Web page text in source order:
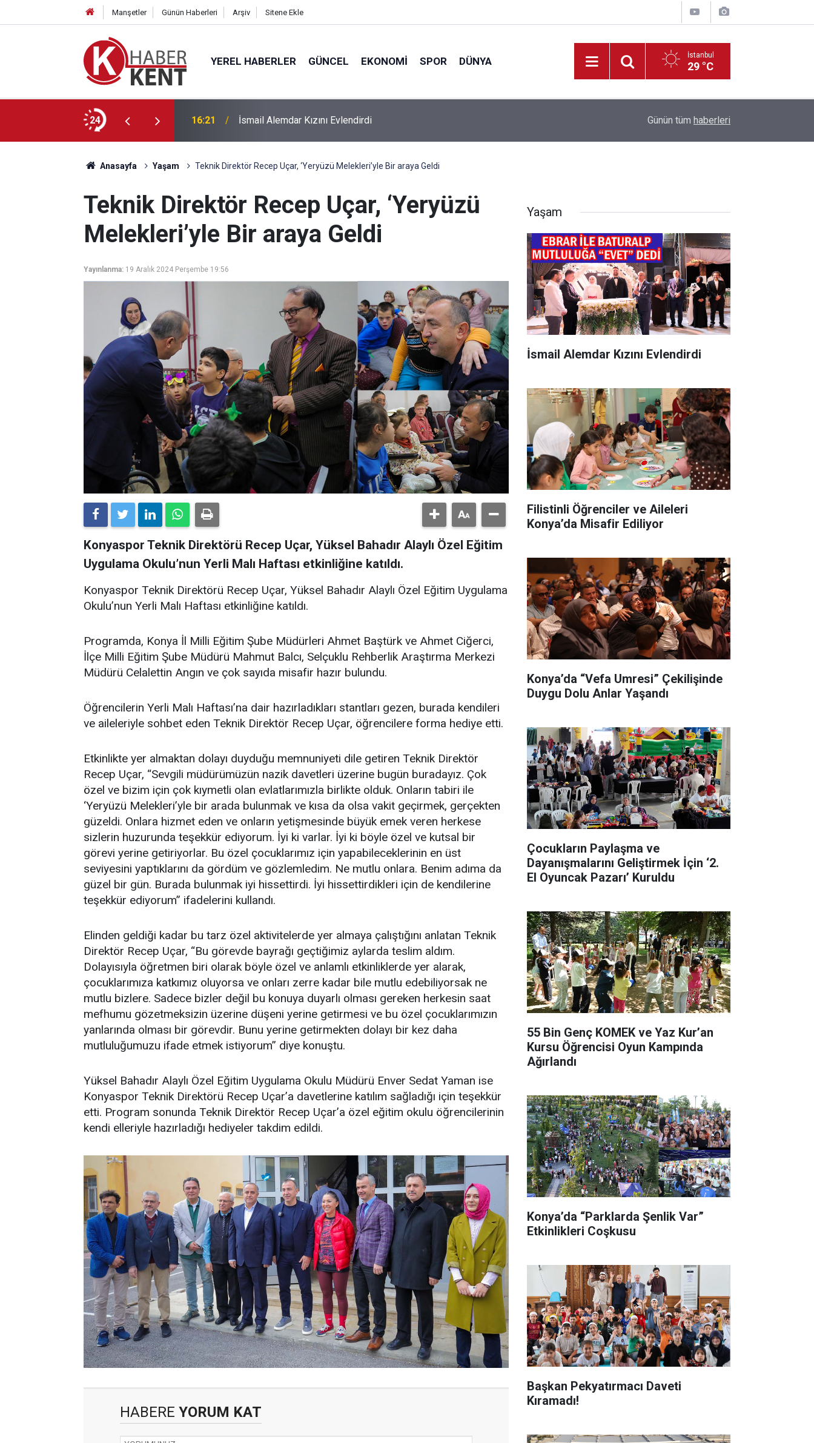
Manşetler Günün Haberleri Arşiv Sitene Ekle
YEREL HABERLER GÜNCEL EKONOMI SPOR DÜNYA İstanbul
29 °C
24
Eğitim Kampüsü Görenleri Büyülüyor 16:21 İsmail Alemdar Kızını Evlendirdi "Mavi Atlas’tan Bereketli Bozkır’a” KTO
Günün tüm haberleri
Anasayfa Yaşam Teknik Direktör Recep Uçar, ‘Yeryüzü Melekleri’yle Bir araya Geldi
Teknik Direktör Recep Uçar, ‘Yeryüzü
Melekleri’yle Bir araya Geldi
Yayınlanma: 19 Aralık 2024 Perşembe 19:56
Konyaspor Teknik Direktörü Recep Uçar, Yüksel Bahadır Alaylı Özel Eğitim
Uygulama Okulu’nun Yerli Malı Haftası etkinliğine katıldı.
Konyaspor Teknik Direktörü Recep Uçar, Yüksel Bahadır Alaylı Özel Eğitim Uygulama
Okulu’nun Yerli Malı Haftası etkinliğine katıldı.
Programda, Konya İl Milli Eğitim Şube Müdürleri Ahmet Baştürk ve Ahmet Ciğerci,
İlçe Milli Eğitim Şube Müdürü Mahmut Balcı, Selçuklu Rehberlik Araştırma Merkezi
Müdürü Celalettin Angın ve çok sayıda misafir hazır bulundu.
Öğrencilerin Yerli Malı Haftası’na dair hazırladıkları stantları gezen, burada kendileri
ve aileleriyle sohbet eden Teknik Direktör Recep Uçar, öğrencilere forma hediye etti.
Etkinlikte yer almaktan dolayı duyduğu memnuniyeti dile getiren Teknik Direktör
Recep Uçar, “Sevgili müdürümüzün nazik davetleri üzerine bugün buradayız. Çok
özel ve bizim için çok kıymetli olan evlatlarımızla birlikte olduk. Onların tabiri ile
‘Yeryüzü Melekleri’yle bir arada bulunmak ve kısa da olsa vakit geçirmek, gerçekten
güzeldi. Onlara hizmet eden ve onların yetişmesinde büyük emek veren herkese
sizlerin huzurunda teşekkür ediyorum. İyi ki varlar. İyi ki böyle özel ve kutsal bir
görevi yerine getiriyorlar. Bu özel çocuklarımız için yapabileceklerinin en üst
seviyesini yaptıklarını da gördüm ve gözlemledim. Ne mutlu onlara. Benim adıma da
güzel bir gün. Burada bulunmak iyi hissettirdi. İyi hissettirdikleri için de kendilerine
teşekkür ediyorum” ifadelerini kullandı.
Elinden geldiği kadar bu tarz özel aktivitelerde yer almaya çalıştığını anlatan Teknik
Direktör Recep Uçar, “Bu görevde bayrağı geçtiğimiz aylarda teslim aldım.
Dolayısıyla öğretmen biri olarak böyle özel ve anlamlı etkinliklerde yer alarak,
çocuklarımıza katkımız oluyorsa ve onları zerre kadar bile mutlu edebiliyorsak ne
mutlu bizlere. Sadece bizler değil bu konuya duyarlı olması gereken herkesin saat
mefhumu gözetmeksizin üzerine düşeni yerine getirmesi ve bu özel çocuklarımızın
yanlarında olması bir görevdir. Bunu yerine getirmekten dolayı bir kez daha
mutluluğumuzu ifade etmek istiyorum” diye konuştu.
Yüksel Bahadır Alaylı Özel Eğitim Uygulama Okulu Müdürü Enver Sedat Yaman ise
Konyaspor Teknik Direktörü Recep Uçar’a davetlerine katılım sağladığı için teşekkür
etti. Program sonunda Teknik Direktör Recep Uçar’a özel eğitim okulu öğrencilerinin
kendi elleriyle hazırladığı hediyeler takdim edildi.
HABERE YORUM KAT
Yaşam
İsmail Alemdar Kızını Evlendirdi
Filistinli Öğrenciler ve Aileleri
Konya’da Misafir Ediliyor
Konya’da “Vefa Umresi” Çekilişinde
Duygu Dolu Anlar Yaşandı
Çocukların Paylaşma ve
Dayanışmalarını Geliştirmek İçin ‘2.
El Oyuncak Pazarı’ Kuruldu
55 Bin Genç KOMEK ve Yaz Kur’an
Kursu Öğrencisi Oyun Kampında
Ağırlandı
Konya’da “Parklarda Şenlik Var”
Etkinlikleri Coşkusu
Başkan Pekyatırmacı Daveti
Kıramadı!